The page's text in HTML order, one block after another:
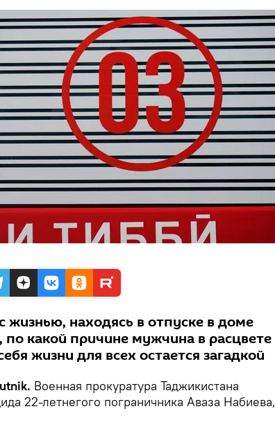
жизнью, находясь в отпуске в доме
какой причине мужчина в расцвете
жизни для всех остается загадкой
Военная прокуратура Таджикистана
22-летнегого пограничника Аваза Набиева,